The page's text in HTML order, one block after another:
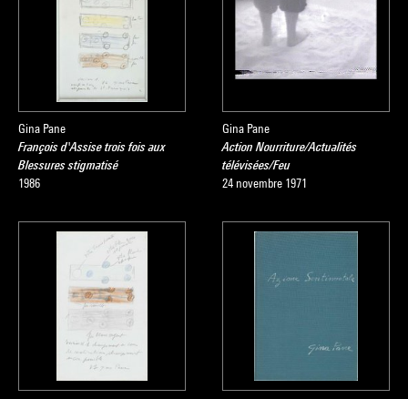
Gina Pane
François d'Assise trois fois aux
Blessures stigmatisé
1986
Gina Pane
Action Nourriture/Actualités
télévisées/Feu
24 novembre 1971